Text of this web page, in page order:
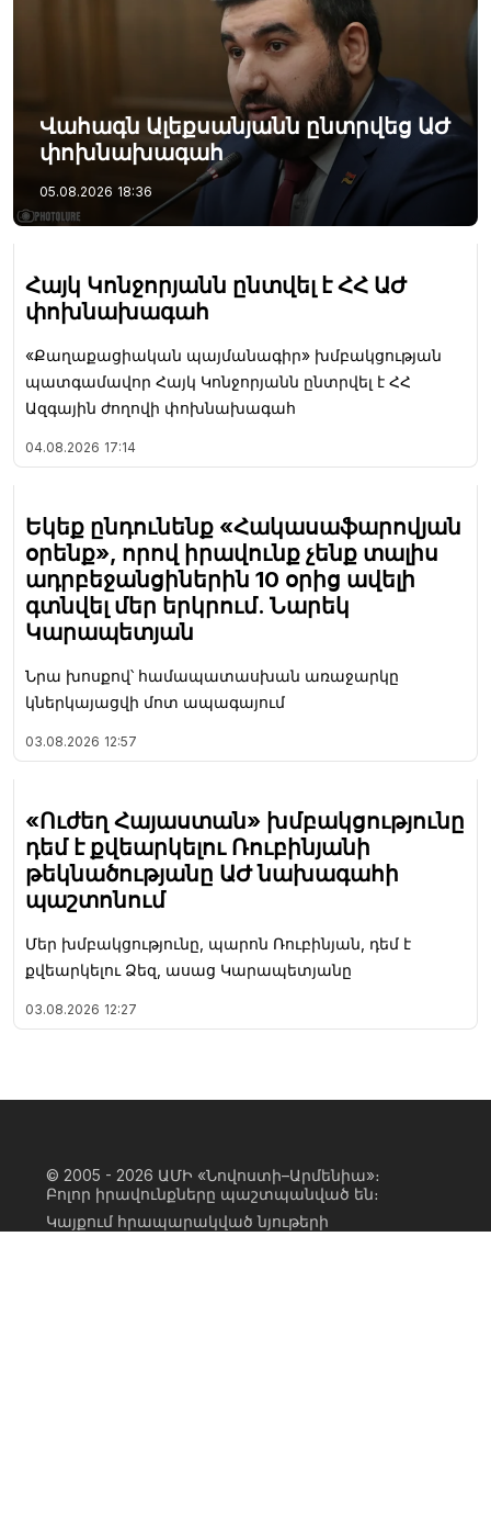
Վահագն Ալեքսանյանն ընտրվեց ԱԺ
փոխնախագահ
05.08.2026 18:36
Հայկ Կոնջորյանն ընտվել է ՀՀ ԱԺ
փոխնախագահ
«Քաղաքացիական պայմանագիր» խմբակցության
պատգամավոր Հայկ Կոնջորյանն ընտրվել է ՀՀ
Ազգային ժողովի փոխնախագահ
04.08.2026 17:14
Եկեք ընդունենք «Հակասաֆարովյան
օրենք», որով իրավունք չենք տալիս
ադրբեջանցիներին 10 օրից ավելի
գտնվել մեր երկրում. Նարեկ
Կարապետյան
Նրա խոսքով՝ համապատասխան առաջարկը
կներկայացվի մոտ ապագայում
03.08.2026 12:57
«Ուժեղ Հայաստան» խմբակցությունը
դեմ է քվեարկելու Ռուբինյանի
թեկնածությանը ԱԺ նախագահի
պաշտոնում
Մեր խմբակցությունը, պարոն Ռուբինյան, դեմ է
քվեարկելու Ձեզ, ասաց Կարապետյանը
03.08.2026 12:27
© 2005 - 2026 ԱՄԻ «Նովոստի–Արմենիա»։
Բոլոր իրավունքները պաշտպանված են։
Կայքում հրապարակված նյութերի